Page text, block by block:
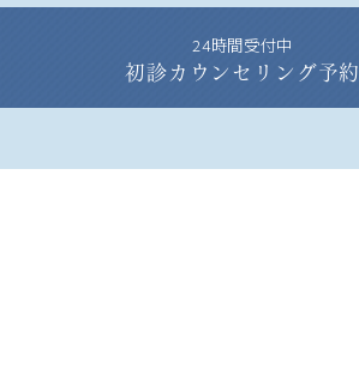
24時間受付中
初診カウンセリング予約